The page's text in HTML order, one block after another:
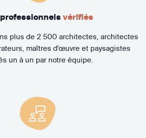
vérifiés
plus de 2 500 architectes, architectes
maîtres d'œuvre et paysagistes
un à un par notre équipe.